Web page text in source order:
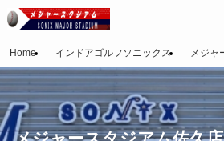
Home インドアゴルフソニックス メジャ